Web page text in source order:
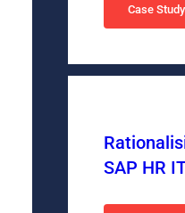
Case
SAP HR